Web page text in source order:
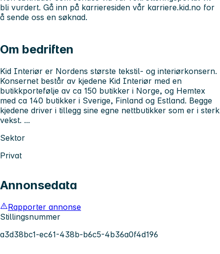
bli vurdert. Gå inn på karrieresiden vår karriere.kid.no for
å sende oss en søknad.
Om bedriften
Kid Interiør er Nordens største tekstil- og interiørkonsern.
Konsernet består av kjedene Kid Interiør med en
butikkportefølje av ca 150 butikker i Norge, og Hemtex
med ca 140 butikker i Sverige, Finland og Estland. Begge
kjedene driver i tillegg sine egne nettbutikker som er i sterk
vekst. ...
Sektor
Privat
Annonsedata
Rapporter annonse
Stillingsnummer
a3d38bc1-ec61-438b-b6c5-4b36a0f4d196